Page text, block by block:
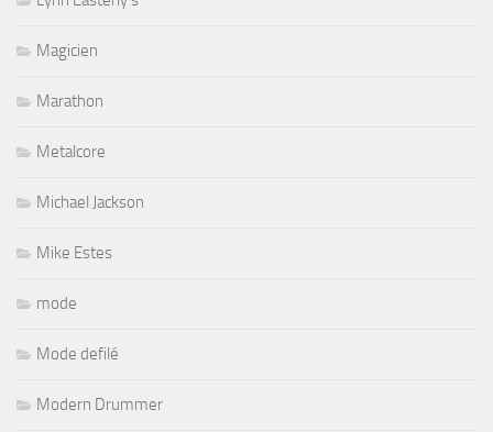
Magicien
Marathon
Metalcore
Michael Jackson
Mike Estes
mode
Mode defilé
Modern Drummer